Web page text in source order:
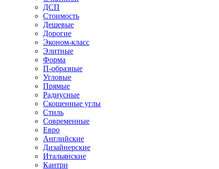
ДСП
Стоимость
Дешевые
Дорогие
Эконом-класс
Элитные
Форма
П-образные
Угловые
Прямые
Радиусные
Скошенные углы
Стиль
Современные
Евро
Английские
Дизайнерские
Итальянские
Кантри